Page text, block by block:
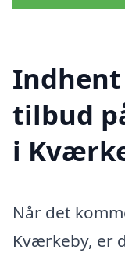
tilbud
i
Når det
Kværkeby, er